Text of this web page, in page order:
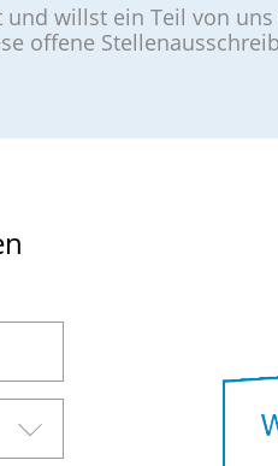
willst ein Teil von uns
offene